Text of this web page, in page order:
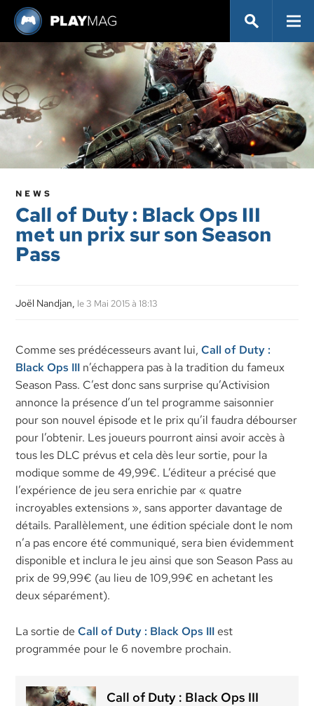
NEWS
Call of Duty : Black Ops III
met un prix sur son Season
Pass
Joël Nandjan, le 3 Mai 2015 à 18:13
Comme ses prédécesseurs avant lui,Call of Duty :
Black Ops III n’échappera pas à la tradition du fameux
Season Pass. C’est donc sans surprise qu’Activision
annonce la présence d’un tel programme saisonnier
pour son nouvel épisode et le prix qu’il faudra débourser
pour l’obtenir. Les joueurs pourront ainsi avoir accès à
tous les DLC prévus et cela dès leur sortie, pour la
modique somme de 49,99€. L’éditeur a précisé que
l’expérience de jeu sera enrichie par « quatre
incroyables extensions », sans apporter davantage de
détails. Parallèlement, une édition spéciale dont le nom
n’a pas encore été communiqué, sera bien évidemment
disponible et inclura le jeu ainsi que son Season Pass au
prix de 99,99€ (au lieu de 109,99€ en achetant les
deux séparément).
La sortie deCall of Duty : Black Ops III est
programmée pour le 6 novembre prochain.
Call of Duty : Black Ops III